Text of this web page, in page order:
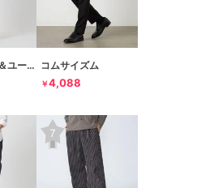
ビューティー＆ユース ユナイテッドアローズ コムサイズム
￥4,088